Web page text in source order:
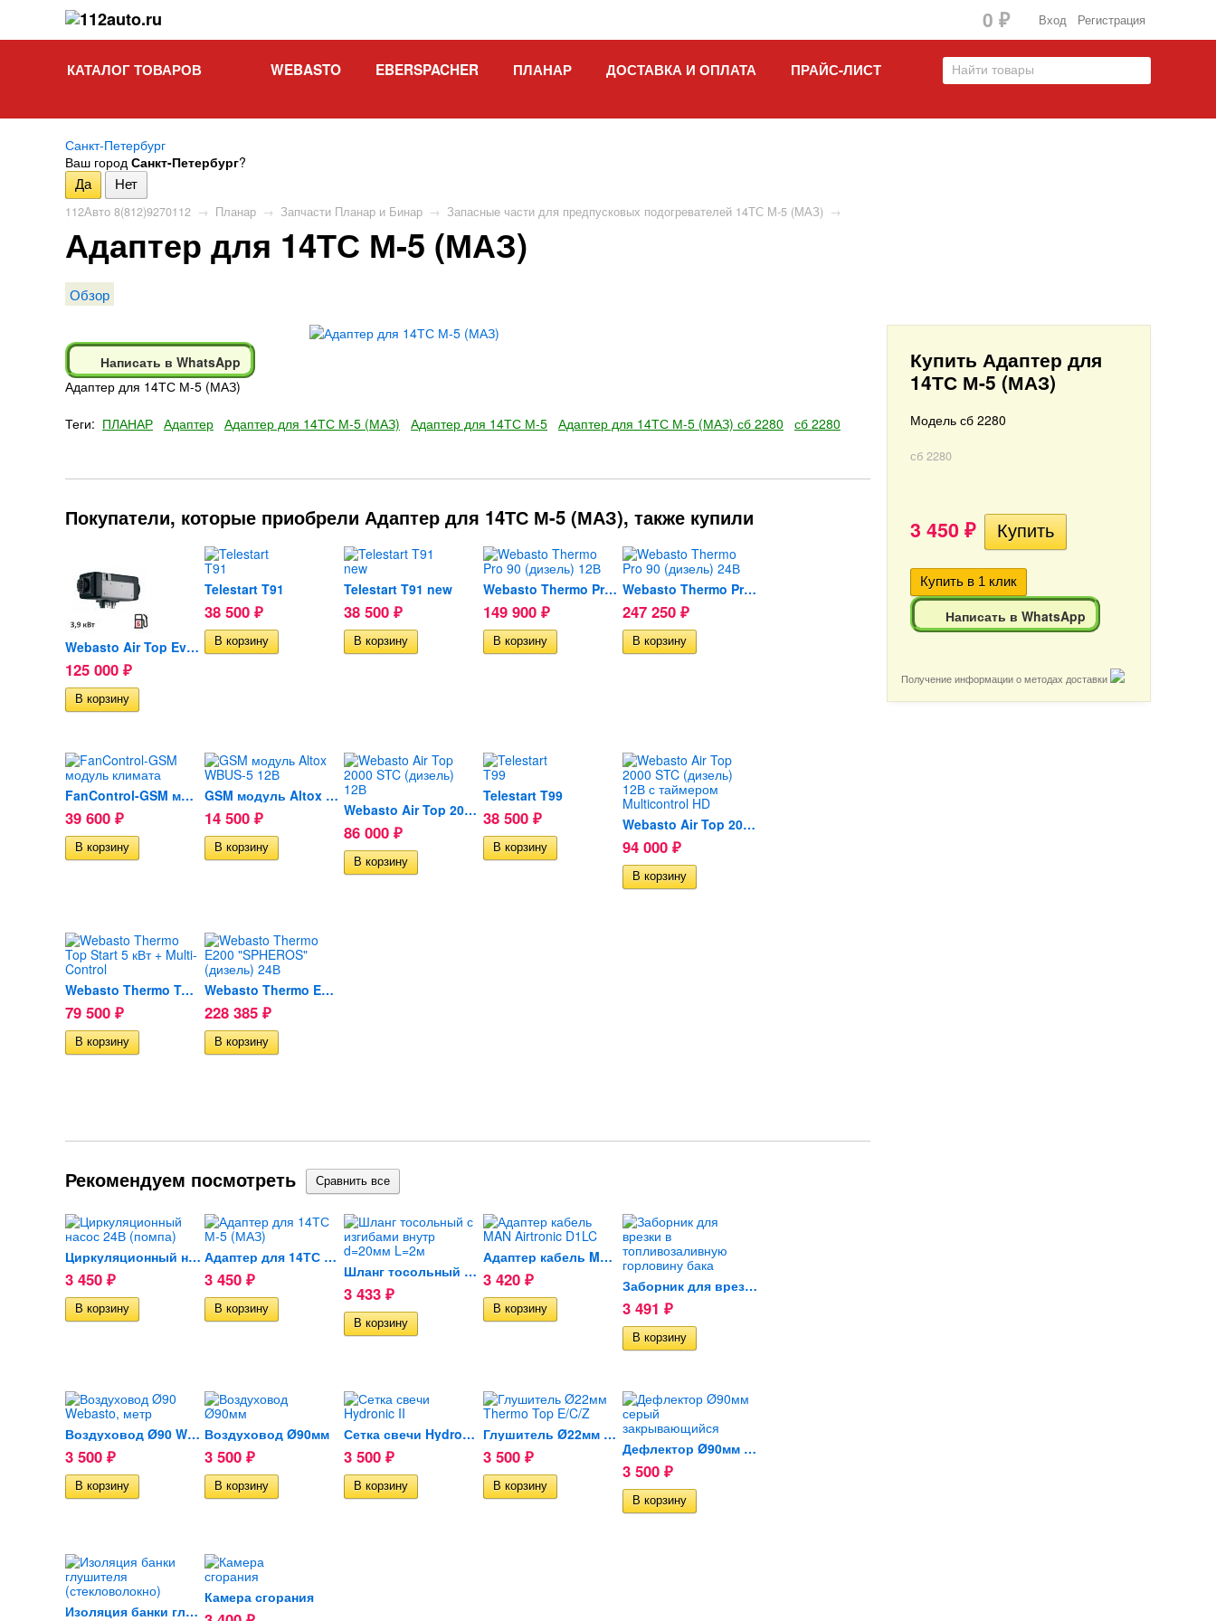
Вход Регистрация
0 ₽
КАТАЛОГ ТОВАРОВ WEBASTO EBERSPACHER ПЛАНАР ДОСТАВКА И ОПЛАТА ПРАЙС-ЛИСТ
Санкт-Петербург
Ваш город Санкт-Петербург?
112Авто 8(812)9270112 → Планар → Запчасти Планар и Бинар → Запасные части для предпусковых подогревателей 14ТС М-5 (МАЗ) →
Адаптер для 14ТС М-5 (МАЗ)
Обзор
Купить Адаптер для
14ТС М-5 (МАЗ)
Модель сб 2280
сб 2280
3 450 ₽
Написать в WhatsApp
Получение информации о методах доставки
Написать в WhatsApp
Адаптер для 14ТС М-5 (МАЗ)
Теги: ПЛАНАР Адаптер Адаптер для 14ТС М-5 (МАЗ) Адаптер для 14ТС М-5 Адаптер для 14ТС М-5 (МАЗ) сб 2280 сб 2280
Покупатели, которые приобрели Адаптер для 14ТС М-5 (МАЗ), также купили
Webasto Air Top Evo 40...
125 000 ₽
Telestart T91
38 500 ₽
Telestart T91 new
38 500 ₽
Webasto Thermo Pro 90...
149 900 ₽
Webasto Thermo Pro 90...
247 250 ₽
FanControl-GSM модуль климата
39 600 ₽
GSM модуль Altox WBUS-5 12В
14 500 ₽
Webasto Air Top 2000 STC...
86 000 ₽
Telestart T99
38 500 ₽ Webasto Air Top 2000 STC...
94 000 ₽
Webasto Thermo Top Start 5...
79 500 ₽
Webasto Thermo E200...
228 385 ₽
Рекомендуем посмотреть
Циркуляционный насос 24В...
3 450 ₽
Адаптер для 14ТС М-5 (МАЗ)
3 450 ₽
Шланг тосольный с изгибами...
3 433 ₽
Адаптер кабель MAN...
3 420 ₽ Заборник для врезки в...
3 491 ₽
Воздуховод Ø90 Webasto, метр
3 500 ₽
Воздуховод Ø90мм
3 500 ₽
Сетка свечи Hydronic II
3 500 ₽
Глушитель Ø22мм Thermo Top...
3 500 ₽
Дефлектор Ø90мм серый...
3 500 ₽
Изоляция банки глушителя...
Камера сгорания